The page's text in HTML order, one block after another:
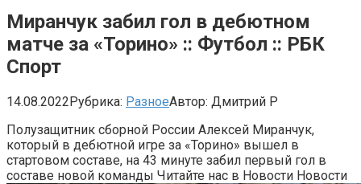
Миранчук забил гол в дебютном
матче за «Торино» :: Футбол :: РБК
Спорт
14.08.2022Рубрика: РазноеАвтор: Дмитрий Р
Полузащитник сборной России Алексей Миранчук,
который в дебютной игре за «Торино» вышел в
стартовом составе, на 43 минуте забил первый гол в
составе новой команды Читайте нас в Новости Новости